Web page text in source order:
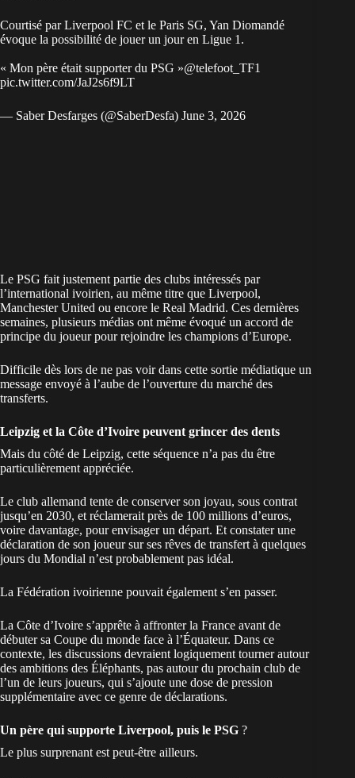
Courtisé par Liverpool FC et le Paris SG, Yan Diomandé
évoque la possibilité de jouer un jour en Ligue 1.
« Mon père était supporter du PSG »@telefoot_TF1
pic.twitter.com/JaJ2s6f9LT
— Saber Desfarges (@SaberDesfa) June 3, 2026
Le PSG fait justement partie des clubs intéressés par
l’international ivoirien, au même titre que Liverpool,
Manchester United ou encore le Real Madrid. Ces dernières
semaines, plusieurs médias ont même évoqué un accord de
principe du joueur pour rejoindre les champions d’Europe.
Difficile dès lors de ne pas voir dans cette sortie médiatique un
message envoyé à l’aube de l’ouverture du marché des
transferts.
Leipzig et la Côte d’Ivoire peuvent grincer des dents
Mais du côté de Leipzig, cette séquence n’a pas du être
particulièrement appréciée.
Le club allemand tente de conserver son joyau, sous contrat
jusqu’en 2030, et réclamerait près de 100 millions d’euros,
voire davantage, pour envisager un départ. Et constater une
déclaration de son joueur sur ses rêves de transfert à quelques
jours du Mondial n’est probablement pas idéal.
La Fédération ivoirienne pouvait également s’en passer.
La Côte d’Ivoire s’apprête à affronter la France avant de
débuter sa Coupe du monde face à l’Équateur. Dans ce
contexte, les discussions devraient logiquement tourner autour
des ambitions des Éléphants, pas autour du prochain club de
l’un de leurs joueurs, qui s’ajoute une dose de pression
supplémentaire avec ce genre de déclarations.
Un père qui supporte Liverpool, puis le PSG ?
Le plus surprenant est peut-être ailleurs.